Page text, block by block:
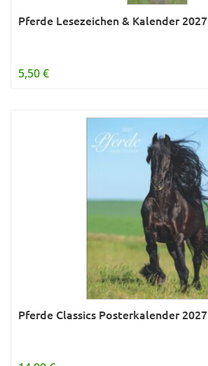
Was ist was; Städte
Young Adult
Pferde Lesezeichen & Kalender 2027
5,50 €
Pferde Classics Posterkalender 2027